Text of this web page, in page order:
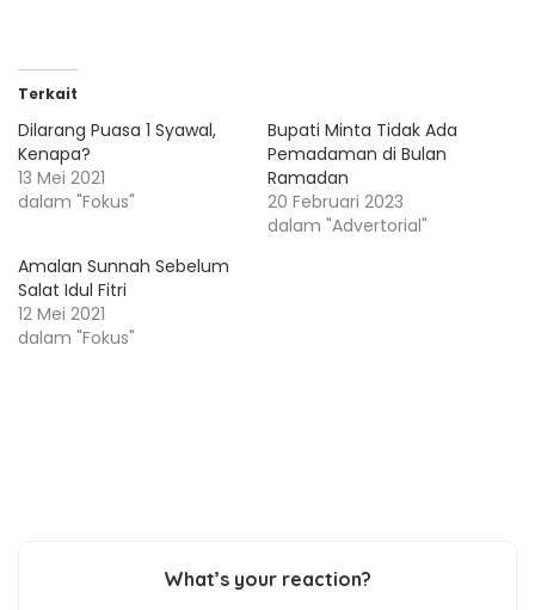
Terkait
Dilarang Puasa 1 Syawal,
Kenapa?
13 Mei 2021
dalam "Fokus"
Bupati Minta Tidak Ada
Pemadaman di Bulan
Ramadan
20 Februari 2023
dalam "Advertorial"
Amalan Sunnah Sebelum
Salat Idul Fitri
12 Mei 2021
dalam "Fokus"
What’s your reaction?